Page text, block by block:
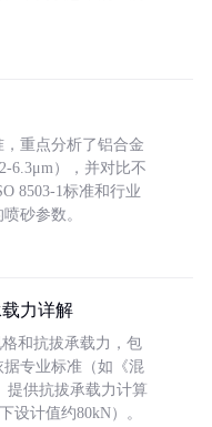
重点分析了铝合金
6.3μm），并对比不
8503-1标准和行业
砂参数。
力详解
和抗拔承载力，包
专业标准（如《混
提供抗拔承载力计算
设计值约80kN）。